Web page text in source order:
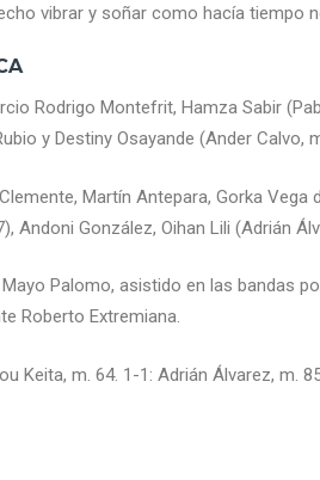
vibrar y soñar como hacía tiempo
Rodrigo Montefrit, Hamza Sabir
y Destiny Osayande (Ander Calvo,
Martín Antepara, Gorka
Andoni González, Oihan Lili (Adrián
Mayo Palomo, asistido en las bandas
Roberto Extremiana.
Keita, m. 64. 1-1: Adrián Álvarez, m.